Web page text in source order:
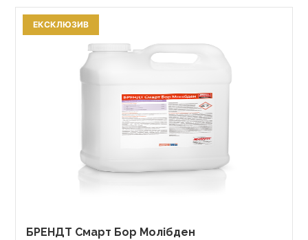
БРЕНДТ Смарт Бор Молібден
ЕКСКЛЮЗИВ